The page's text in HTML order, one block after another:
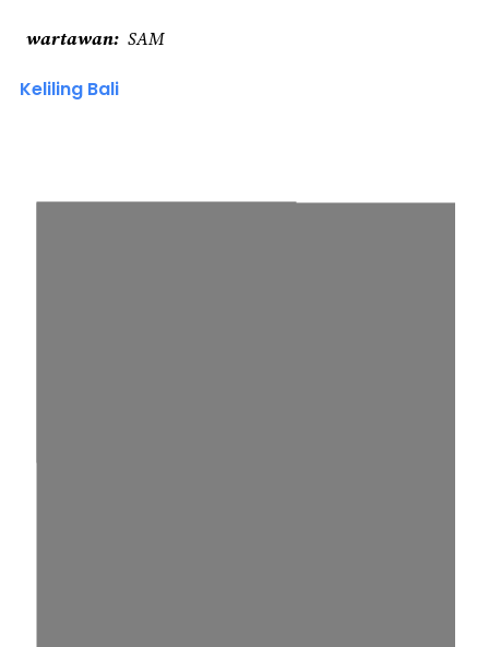
wartawan SAM
Keliling Bali